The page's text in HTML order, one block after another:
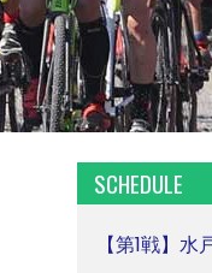
SCHEDULE
【第1戦】